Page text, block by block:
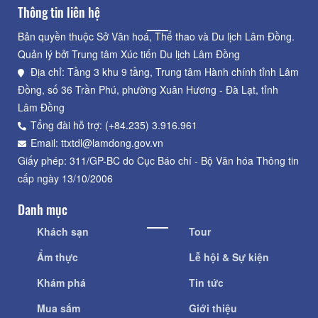
Thông tin liên hệ
Bản quyền thuộc Sở Văn hoá, Thể thao và Du lịch Lâm Đồng.
Quản lý bởi Trung tâm Xúc tiến Du lịch Lâm Đồng
Địa chỉ: Tầng 3 khu 9 tầng, Trung tâm Hành chính tỉnh Lâm
Đồng, số 36 Trần Phú, phường Xuân Hương - Đà Lạt, tỉnh
Lâm Đồng
Tổng đài hỗ trợ: (+84.235) 3.916.961
Email: ttxtdl@lamdong.gov.vn
Giấy phép: 311/GP-BC do Cục Báo chí - Bộ Văn hóa Thông tin
cấp ngày 13/10/2006
Danh mục
Khách sạn
Ẩm thực
Khám phá
Mua sắm
Tour
Lễ hội & Sự kiện
Tin tức
Giới thiệu